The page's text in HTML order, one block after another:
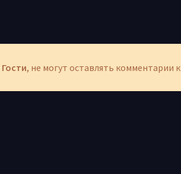
Гости, не могут оставлять комментарии к